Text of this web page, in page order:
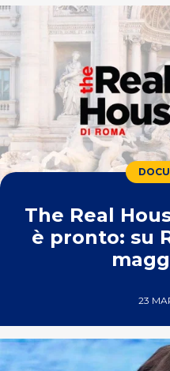
The Real
è pronto: su
23